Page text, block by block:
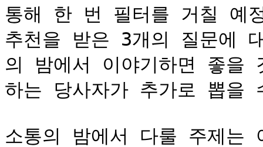
통해 한 번 필터를 거칠 예
추천을 받은 3개의 질문에
의 밤에서 이야기하면 좋을
하는 당사자가 추가로 뽑을
소통의 밤에서 다룰 주제는